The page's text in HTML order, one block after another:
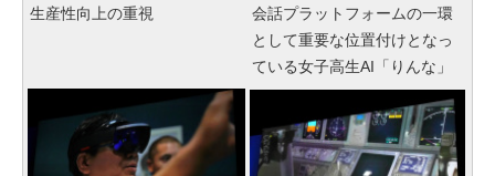
生産性向上の重視
会話プラットフォームの一環
として重要な位置付けとなっ
ている女子高生AI「りんな」